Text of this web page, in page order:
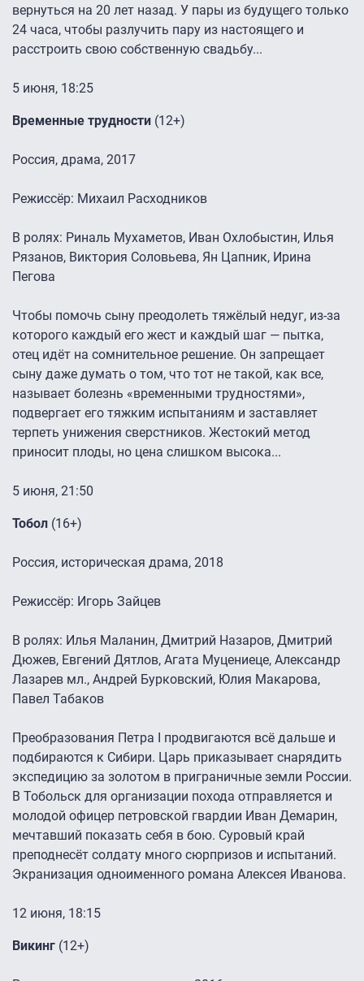
вернуться на 20 лет назад. У пары из будущего только
24 часа, чтобы разлучить пару из настоящего и
расстроить свою собственную свадьбу...
5 июня, 18:25
Временные трудности (12+)
Россия, драма, 2017
Режиссёр: Михаил Расходников
В ролях: Риналь Мухаметов, Иван Охлобыстин, Илья
Рязанов, Виктория Соловьева, Ян Цапник, Ирина
Пегова
Чтобы помочь сыну преодолеть тяжёлый недуг, из-за
которого каждый его жест и каждый шаг — пытка,
отец идёт на сомнительное решение. Он запрещает
сыну даже думать о том, что тот не такой, как все,
называет болезнь «временными трудностями»,
подвергает его тяжким испытаниям и заставляет
терпеть унижения сверстников. Жестокий метод
приносит плоды, но цена слишком высока...
5 июня, 21:50
Тобол (16+)
Россия, историческая драма, 2018
Режиссёр: Игорь Зайцев
В ролях: Илья Маланин, Дмитрий Назаров, Дмитрий
Дюжев, Евгений Дятлов, Агата Муцениеце, Александр
Лазарев мл., Андрей Бурковский, Юлия Макарова,
Павел Табаков
Преобразования Петра I продвигаются всё дальше и
подбираются к Сибири. Царь приказывает снарядить
экспедицию за золотом в приграничные земли России.
В Тобольск для организации похода отправляется и
молодой офицер петровской гвардии Иван Демарин,
мечтавший показать себя в бою. Суровый край
преподнесёт солдату много сюрпризов и испытаний.
Экранизация одноименного романа Алексея Иванова.
12 июня, 18:15
Викинг (12+)